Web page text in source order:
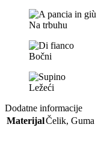
Na trbuhu
Bočni
Ležeći
Dodatne informacije
MaterijalČelik, Guma